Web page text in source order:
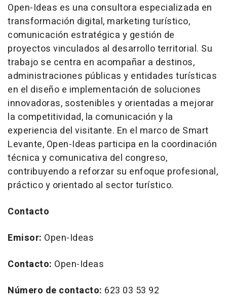
Open-Ideas es una consultora especializada en
transformación digital, marketing turístico,
comunicación estratégica y gestión de
proyectos vinculados al desarrollo territorial. Su
trabajo se centra en acompañar a destinos,
administraciones públicas y entidades turísticas
en el diseño e implementación de soluciones
innovadoras, sostenibles y orientadas a mejorar
la competitividad, la comunicación y la
experiencia del visitante. En el marco de Smart
Levante, Open-Ideas participa en la coordinación
técnica y comunicativa del congreso,
contribuyendo a reforzar su enfoque profesional,
práctico y orientado al sector turístico.
Contacto
Emisor: Open-Ideas
Contacto: Open-Ideas
Número de contacto: 623 03 53 92